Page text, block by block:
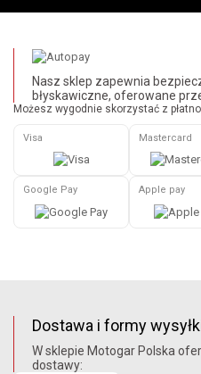
Nasz sklep zapewnia
błyskawiczne, oferowane
Możesz wygodnie skorzystać z
Visa Mastercard
Google Pay Apple pay
Dostawa i formy
W sklepie Motogar Polska
dostawy: